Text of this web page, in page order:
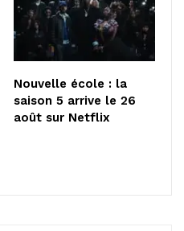
Nouvelle école : la
saison 5 arrive le 26
août sur Netflix